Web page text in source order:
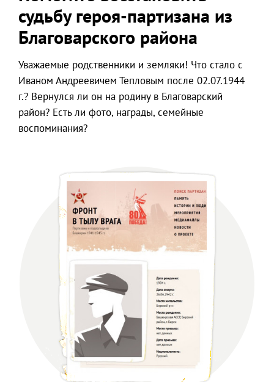
судьбу героя-партизана из
Благоварского района
Уважаемые родственники и земляки! Что стало с
Иваном Андреевичем Тепловым после 02.07.1944
г.? Вернулся ли он на родину в Благоварский
район? Есть ли фото, награды, семейные
воспоминания?